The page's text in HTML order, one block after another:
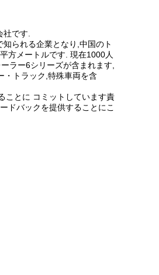
です.
られる企業となり,中国のト
方メートルです. 現在1000人
ラー6シリーズが含まれます,
・トラック,特殊車両を含
ことに コミットしています責
ドバックを提供することにこ